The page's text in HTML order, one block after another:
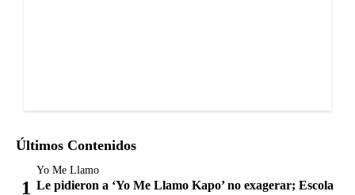
Últimos Contenidos
Yo Me Llamo
Le pidieron a ‘Yo Me Llamo Kapo’ no exagerar; Escola